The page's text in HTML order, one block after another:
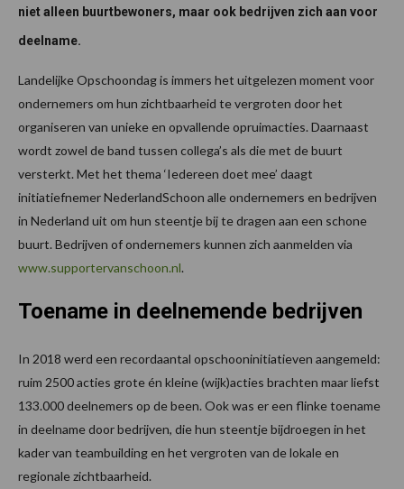
niet alleen buurtbewoners, maar ook bedrijven zich aan voor
deelname.
Landelijke Opschoondag is immers het uitgelezen moment voor
ondernemers om hun zichtbaarheid te vergroten door het
organiseren van unieke en opvallende opruimacties. Daarnaast
wordt zowel de band tussen collega’s als die met de buurt
versterkt. Met het thema ‘Iedereen doet mee’ daagt
initiatiefnemer NederlandSchoon alle ondernemers en bedrijven
in Nederland uit om hun steentje bij te dragen aan een schone
buurt. Bedrijven of ondernemers kunnen zich aanmelden via
www.supportervanschoon.nl.
Toename in deelnemende bedrijven
In 2018 werd een recordaantal opschooninitiatieven aangemeld:
ruim 2500 acties grote én kleine (wijk)acties brachten maar liefst
133.000 deelnemers op de been. Ook was er een flinke toename
in deelname door bedrijven, die hun steentje bijdroegen in het
kader van teambuilding en het vergroten van de lokale en
regionale zichtbaarheid.